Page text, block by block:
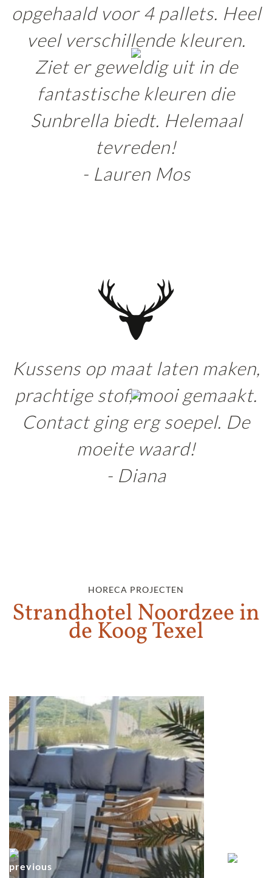
opgehaald voor 4 pallets. Heel
veel verschillende kleuren.
Ziet er geweldig uit in de
fantastische kleuren die
Sunbrella biedt. Helemaal
tevreden!
- Lauren Mos
Kussens op maat laten maken,
prachtige stof, mooi gemaakt.
Contact ging erg soepel. De
moeite waard!
- Diana
HORECA PROJECTEN
Strandhotel Noordzee in
de Koog Texel